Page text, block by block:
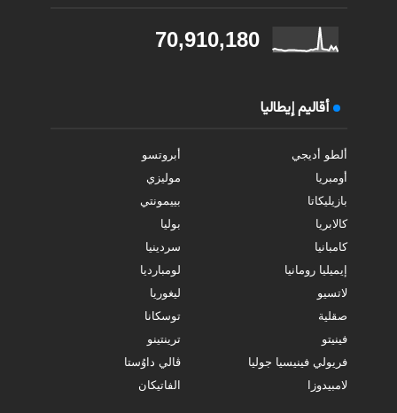
70,910,180
أقاليم إيطاليا
ألطو أديجي
أبروتسو
أومبريا
موليزي
بازيليكاتا
بييمونتي
كالابريا
بوليا
كامبانيا
سردينيا
إيميليا رومانيا
لومبارديا
لاتسيو
ليغوريا
صقلية
توسكانا
فينيتو
ترينتينو
فريولي فينيسيا جوليا
ڤالي داوُستا
لامبيدوزا
الفاتيكان